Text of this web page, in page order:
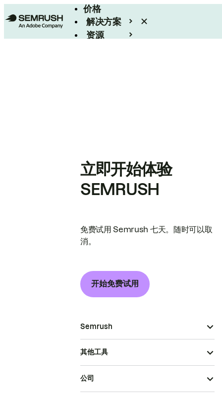
价格
解决方案
资源
立即开始体验
SEMRUSH
免费试用 Semrush 七天。随时可以取
消。
开始免费试用
Semrush
其他工具
公司